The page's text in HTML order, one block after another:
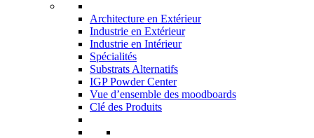
Architecture en Extérieur
Industrie en Extérieur
Industrie en Intérieur
Spécialités
Substrats Alternatifs
IGP Powder Center
Vue d’ensemble des moodboards
Clé des Produits